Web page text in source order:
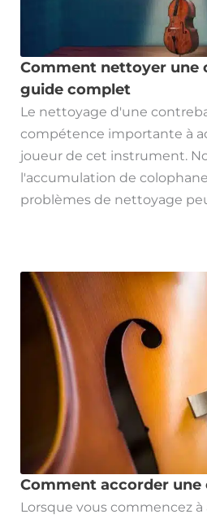
Comment nettoyer une
guide complet
Le nettoyage d'une
compétence importante à
joueur de cet instrument.
l'accumulation de
problèmes de nettoyage
Comment accorder une
Lorsque vous commencez